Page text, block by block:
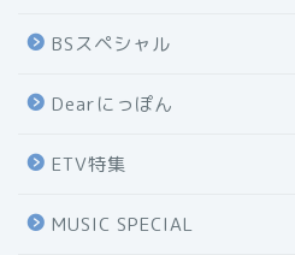
BSスペシャル
Dearにっぽん
ETV特集
MUSIC SPECIAL